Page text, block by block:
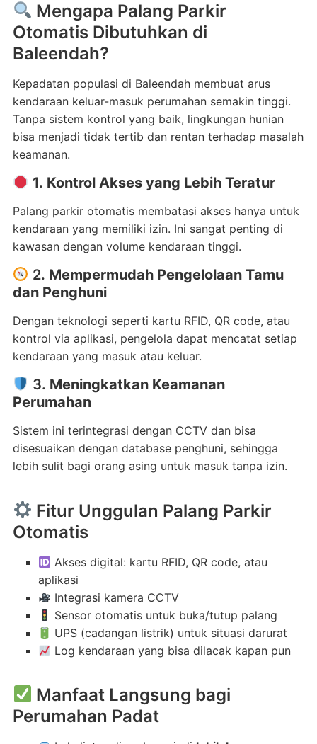
Mengapa Palang Parkir
Otomatis Dibutuhkan di
Baleendah?
Kepadatan populasi di Baleendah membuat arus
kendaraan keluar-masuk perumahan semakin tinggi.
Tanpa sistem kontrol yang baik, lingkungan hunian
bisa menjadi tidak tertib dan rentan terhadap masalah
keamanan.
1. Kontrol Akses yang Lebih Teratur
Palang parkir otomatis membatasi akses hanya untuk
kendaraan yang memiliki izin. Ini sangat penting di
kawasan dengan volume kendaraan tinggi.
2. Mempermudah Pengelolaan Tamu
dan Penghuni
Dengan teknologi seperti kartu RFID, QR code, atau
kontrol via aplikasi, pengelola dapat mencatat setiap
kendaraan yang masuk atau keluar.
3. Meningkatkan Keamanan
Perumahan
Sistem ini terintegrasi dengan CCTV dan bisa
disesuaikan dengan database penghuni, sehingga
lebih sulit bagi orang asing untuk masuk tanpa izin.
Fitur Unggulan Palang Parkir
Otomatis
Akses digital: kartu RFID, QR code, atau
aplikasi
Integrasi kamera CCTV
Sensor otomatis untuk buka/tutup palang
UPS (cadangan listrik) untuk situasi darurat
Log kendaraan yang bisa dilacak kapan pun
Manfaat Langsung bagi
Perumahan Padat